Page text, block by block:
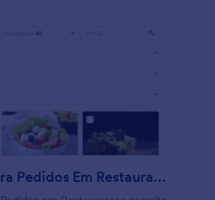
Formulário Para Pedidos Em Restaurantes